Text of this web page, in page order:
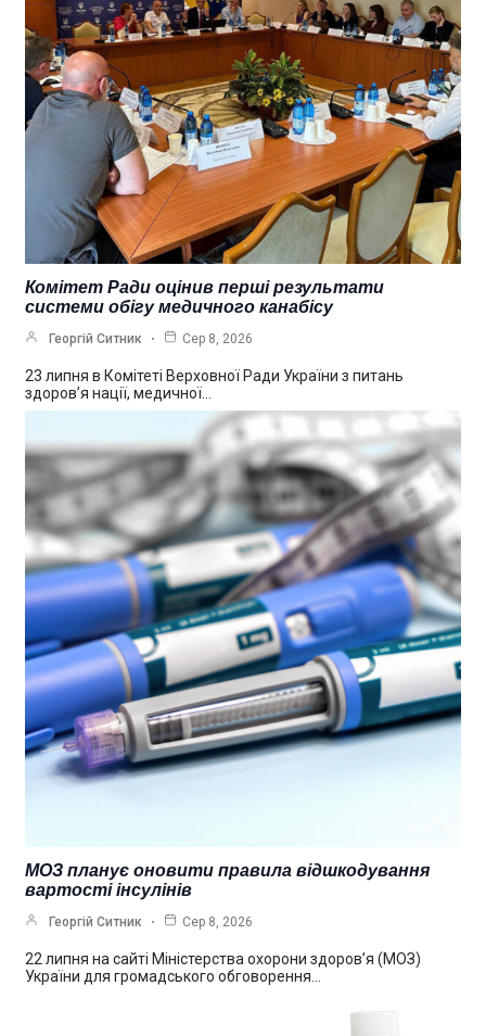
Комітет Ради оцінив перші результати
системи обігу медичного канабісу
Георгій Ситник Сер 8, 2026
23 липня в Комітеті Верховної Ради України з питань
здоров’я нації, медичної…
МОЗ планує оновити правила відшкодування
вартості інсулінів
Георгій Ситник Сер 8, 2026
22 липня на сайті Міністерства охорони здоров’я (МОЗ)
України для громадського обговорення…